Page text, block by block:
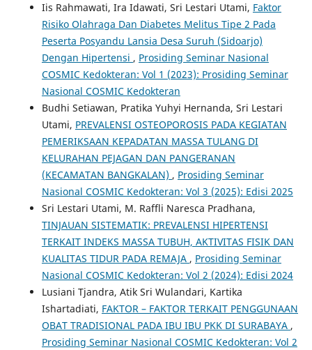
Iis Rahmawati, Ira Idawati, Sri Lestari Utami, Faktor
Risiko Olahraga Dan Diabetes Melitus Tipe 2 Pada
Peserta Posyandu Lansia Desa Suruh (Sidoarjo)
Dengan Hipertensi , Prosiding Seminar Nasional
COSMIC Kedokteran: Vol 1 (2023): Prosiding Seminar
Nasional COSMIC Kedokteran
Budhi Setiawan, Pratika Yuhyi Hernanda, Sri Lestari
Utami, PREVALENSI OSTEOPOROSIS PADA KEGIATAN
PEMERIKSAAN KEPADATAN MASSA TULANG DI
KELURAHAN PEJAGAN DAN PANGERANAN
(KECAMATAN BANGKALAN) , Prosiding Seminar
Nasional COSMIC Kedokteran: Vol 3 (2025): Edisi 2025
Sri Lestari Utami, M. Raffli Naresca Pradhana,
TINJAUAN SISTEMATIK: PREVALENSI HIPERTENSI
TERKAIT INDEKS MASSA TUBUH, AKTIVITAS FISIK DAN
KUALITAS TIDUR PADA REMAJA , Prosiding Seminar
Nasional COSMIC Kedokteran: Vol 2 (2024): Edisi 2024
Lusiani Tjandra, Atik Sri Wulandari, Kartika
Ishartadiati, FAKTOR – FAKTOR TERKAIT PENGGUNAAN
OBAT TRADISIONAL PADA IBU IBU PKK DI SURABAYA ,
Prosiding Seminar Nasional COSMIC Kedokteran: Vol 2